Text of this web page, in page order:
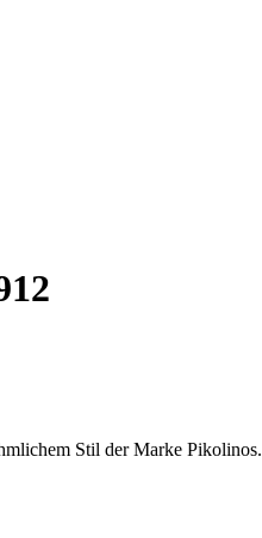
Stil der Marke Pikolinos.